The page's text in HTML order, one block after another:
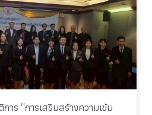
าร “การเสริมสร้างความเข้ม